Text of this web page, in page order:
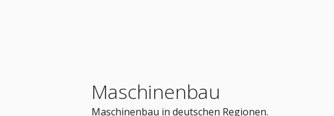
Maschinenbau
Maschinenbau in deutschen Regionen.